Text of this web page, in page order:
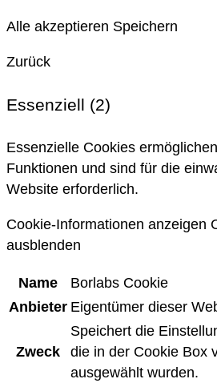
Alle akzeptieren Speichern
Zurück
Essenziell (2)
Essenzielle Cookies
Funktionen und sind für die
Website erforderlich.
Cookie-Informationen anzeigen
ausblenden
Name
Borlabs Cookie
Anbieter Eigentümer dieser
Zweck
Speichert die
die in der Cookie Box
ausgewählt wurden.